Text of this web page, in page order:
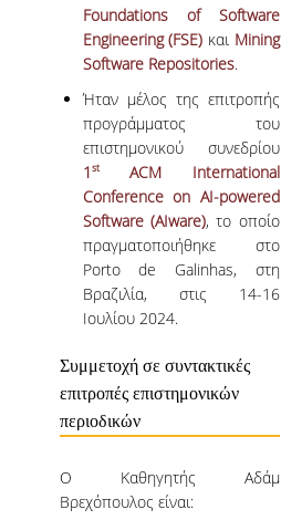
Foundations of Software
Engineering (FSE) και Mining
Software Repositories.
Ήταν μέλος της επιτροπής
προγράμματος του
επιστημονικού συνεδρίου
1stACM International
Conference on AI-powered
Software (AIware), το οποίο
πραγματοποιήθηκε στο
Porto de Galinhas, στη
Βραζιλία, στις 14-16
Ιουλίου 2024.
Συμμετοχή σε συντακτικές
επιτροπές επιστημονικών
περιοδικών
O Καθηγητής Αδάμ
Βρεχόπουλος είναι: